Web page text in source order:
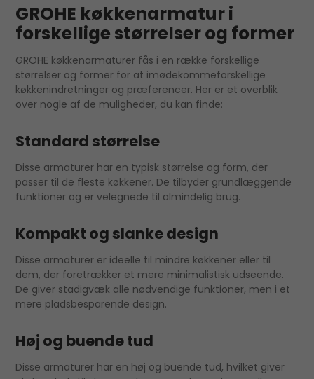
GROHE køkkenarmatur i
forskellige størrelser og former
GROHE køkkenarmaturer fås i en række forskellige
størrelser og former for at imødekommeforskellige
køkkenindretninger og præferencer. Her er et overblik
over nogle af de muligheder, du kan finde:
Standard størrelse
Disse armaturer har en typisk størrelse og form, der
passer til de fleste køkkener. De tilbyder grundlæggende
funktioner og er velegnede til almindelig brug.
Kompakt og slanke design
Disse armaturer er ideelle til mindre køkkener eller til
dem, der foretrækker et mere minimalistisk udseende.
De giver stadigvæk alle nødvendige funktioner, men i et
mere pladsbesparende design.
Høj og buende tud
Disse armaturer har en høj og buende tud, hvilket giver